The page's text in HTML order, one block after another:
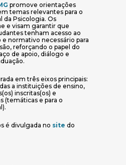
(abre em nova janela)
promove orientações
temas relevantes para o
da Psicologia. Os
e visam garantir que
tenham acesso ao
normativo necessário para
reforçando o papel do
de apoio, diálogo e
em três eixos principais:
a instituições de ensino,
inscritas(os) e
(temáticas e para o
é divulgada no site (abre em nova
do